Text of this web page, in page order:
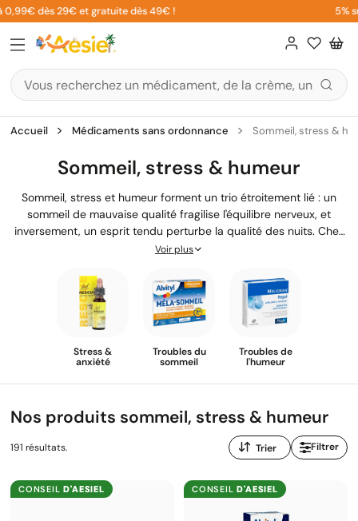
Aller
au
contenu
dès 29€ et gratuite dès 49€ ! 5% sur
Accueil Médicaments sans ordonnance Sommeil, stress &
Sommeil, stress & humeur
Sommeil, stress et humeur forment un trio étroitement lié : un
sommeil de mauvaise qualité fragilise l'équilibre nerveux, et
inversement, un esprit tendu perturbe la qualité des nuits. Chez
Aesiel, nos pharmaciens diplômés vous accompagnent avec une
retrouver sérénité, repos et bien-être au quotidien.
Voir plus
Stress &
anxiété
Troubles du
sommeil
Troubles de
l'humeur
Nos produits sommeil, stress & humeur
191 résultats.
Trier
par
:
Filtrer
CONSEILD'AESIEL CONSEILD'AESIEL